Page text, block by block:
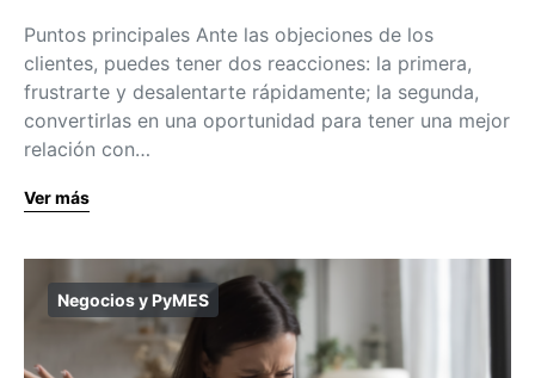
Puntos principales Ante las objeciones de los
clientes, puedes tener dos reacciones: la primera,
frustrarte y desalentarte rápidamente; la segunda,
convertirlas en una oportunidad para tener una mejor
relación con…
Ver más
Negocios y PyMES